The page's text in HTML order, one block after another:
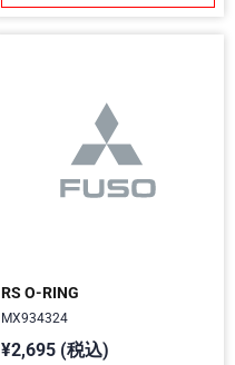
RS O-RING
MX934324
¥2,695 (税込)